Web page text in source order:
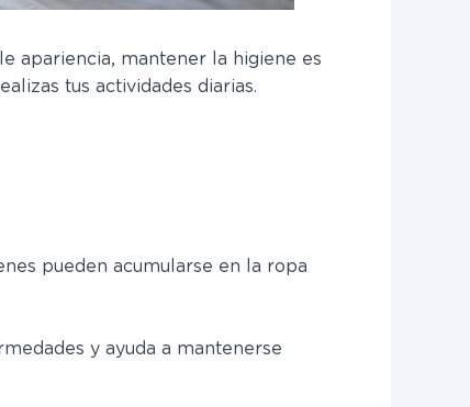
apariencia, mantener la higiene es
tus actividades diarias.
pueden acumularse en la ropa
y ayuda a mantenerse